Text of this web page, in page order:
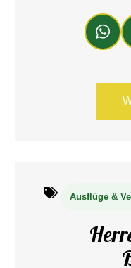
Wh
ats
Ausflüge &